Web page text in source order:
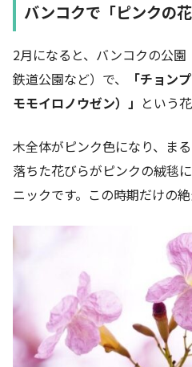
バンコクで「ピンクの
2月になると、バンコクの公
鉄道公園など）で、
「チョン
モモイロノウゼン）」 という
木全体がピンク色になり、ま
落ちた花びらがピンクの絨毯
ニックです。この時期だけの